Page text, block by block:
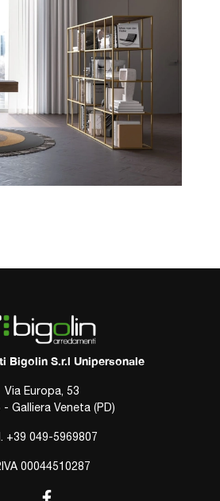
Bigolin S.r.l Unipersonale
Via Europa, 53
- Galliera Veneta (PD)
+39 049-5969807
00044510287